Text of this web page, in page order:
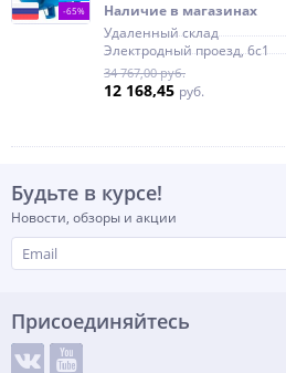
-65%
Наличие в магазинах
Удаленный склад
Электродный проезд, 6с1
34 767,00 руб.
12 168,45 руб.
Будьте в курсе!
Новости, обзоры и акции
Присоединяйтесь